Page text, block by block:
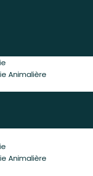
Animalière
Animalière